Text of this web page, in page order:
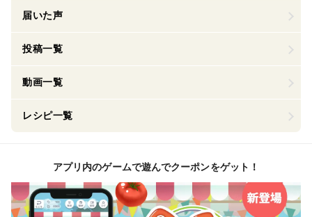
届いた声
投稿一覧
動画一覧
レシピ一覧
アプリ内のゲームで遊んでクーポンをゲット！